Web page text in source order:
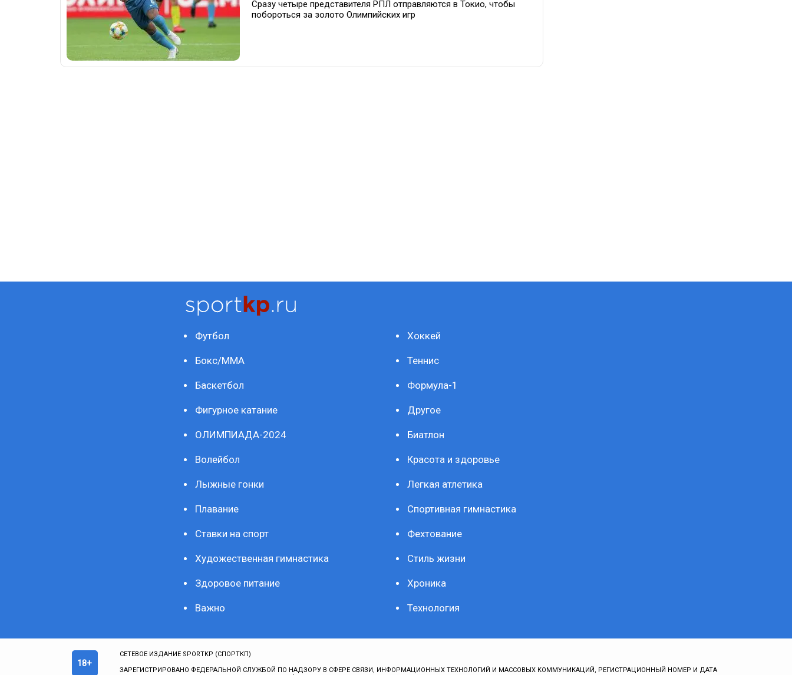
Сразу четыре представителя РПЛ отправляются в Токио, чтобы
побороться за золото Олимпийских игр
Футбол Хоккей
Бокс/ММА Теннис
Баскетбол Формула-1
Фигурное катание Другое
ОЛИМПИАДА-2024 Биатлон
Волейбол Красота и здоровье
Лыжные гонки Легкая атлетика
Плавание Спортивная гимнастика
Ставки на спорт Фехтование
Художественная гимнастика Стиль жизни
Здоровое питание Хроника
Важно Технология
18+
СЕТЕВОЕ ИЗДАНИЕ SPORTKP (СПОРТКП)
ЗАРЕГИСТРИРОВАНО ФЕДЕРАЛЬНОЙ СЛУЖБОЙ ПО НАДЗОРУ В СФЕРЕ СВЯЗИ, ИНФОРМАЦИОННЫХ ТЕХНОЛОГИЙ И МАССОВЫХ КОММУНИКАЦИЙ, РЕГИСТРАЦИОННЫЙ НОМЕР И ДАТА